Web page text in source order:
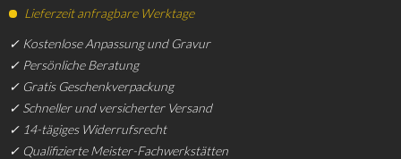
Lieferzeit anfragbare Werktage
✓ Kostenlose Anpassung und Gravur
✓ Persönliche Beratung
✓ Gratis Geschenkverpackung
✓ Schneller und versicherter Versand
✓ 14-tägiges Widerrufsrecht
✓ Qualifizierte Meister-Fachwerkstätten